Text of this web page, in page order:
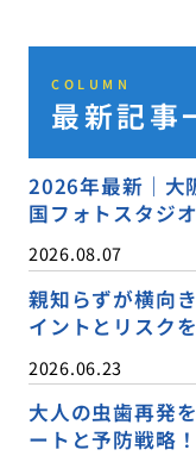
COLUMN
最新記事
2026年最新｜大
国フォトスタジ
2026.08.07
親知らずが横向
イントとリスク
2026.06.23
大人の虫歯再発
ートと予防戦略！